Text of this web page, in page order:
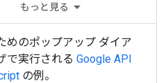
もっと見る
めのポップアップ ダイア
で実行される Google API
の例。